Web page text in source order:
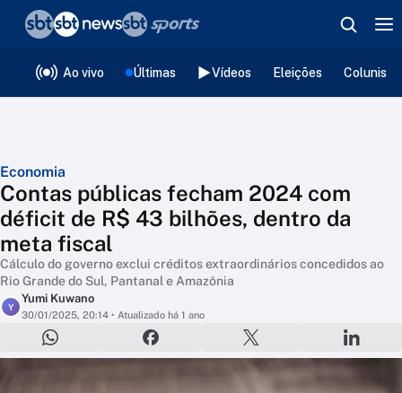
Ao vivo Últimas Vídeos Eleições
Economia
Contas públicas fecham 2024 com
déficit de R$ 43 bilhões, dentro da
meta fiscal
Cálculo do governo exclui créditos extraordinários concedidos ao
Rio Grande do Sul, Pantanal e Amazônia
Y
Yumi Kuwano
30/01/2025, 20:14 • Atualizado há 1 ano
❮voltar
Editorias